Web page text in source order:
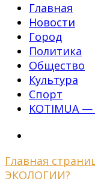
Главная
Новости
Город
Политика
Общество
Культура
Спорт
KOTIMUA
Главная
ЭКОЛОГИИ?